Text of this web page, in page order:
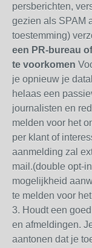
persberichten,
gezien als SPAM
toestemming)
een PR-bureau
te voorkomen
je opnieuw je
helaas een
journalisten en
melden voor het
per klant of
aanmelding zal
mail.(double opt-
mogelijkheid
te melden voor
3. Houdt een
en afmeldingen.
aantonen dat je